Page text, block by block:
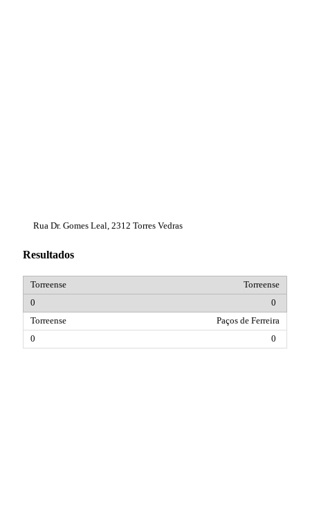
Rua Dr. Gomes Leal, 2312 Torres Vedras
Resultados
Torreense
0
Paços de Ferreira
0